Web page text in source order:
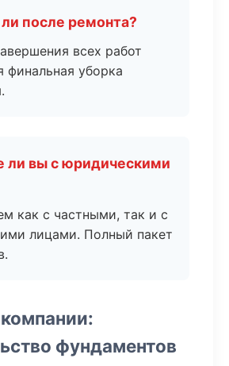
после ремонта?
всех работ
финальная уборка
ли вы с юридическими
как с частными, так и с
лицами. Полный пакет
фундаментов